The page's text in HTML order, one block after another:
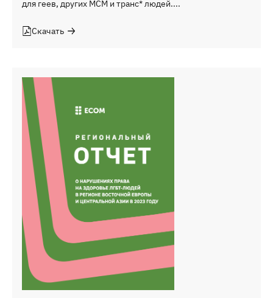
для геев, других МСМ и транс* людей....
Скачать